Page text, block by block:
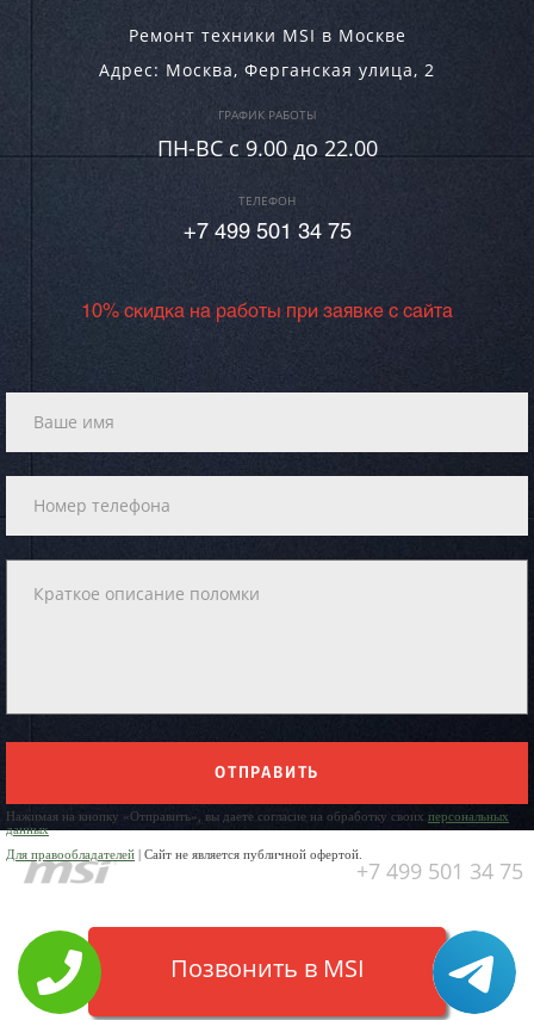
Ремонт техники MSI в Москве
Адрес: Москва, Ферганская улица, 2
ГРАФИК РАБОТЫ
ПН-ВC c 9.00 до 22.00
ТЕЛЕФОН
+7 499 501 34 75
10% скидка на работы при заявке с сайта
ОТПРАВИТЬ
Нажимая на кнопку «Отправить», вы даете согласие на обработку своих персональных
данных
Для правообладателей | Сайт не является публичной офертой.
+7 499 501 34 75
Позвонить в MSI